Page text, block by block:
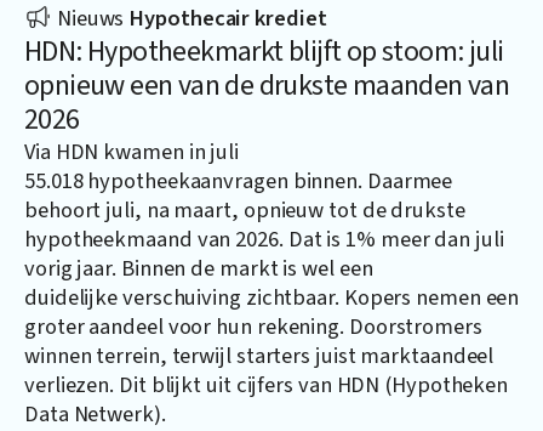
Nieuws Hypothecair krediet
HDN: Hypotheekmarkt blijft op stoom: juli
opnieuw een van de drukste maanden van
2026
Via HDN kwamen in juli
55.018 hypotheekaanvragen binnen. Daarmee
behoort juli, na maart, opnieuw tot de drukste
hypotheekmaand van 2026. Dat is 1% meer dan juli
vorig jaar. Binnen de markt is wel een
duidelijke verschuiving zichtbaar. Kopers nemen een
groter aandeel voor hun rekening. Doorstromers
winnen terrein, terwijl starters juist marktaandeel
verliezen. Dit blijkt uit cijfers van HDN (Hypotheken
Data Netwerk).